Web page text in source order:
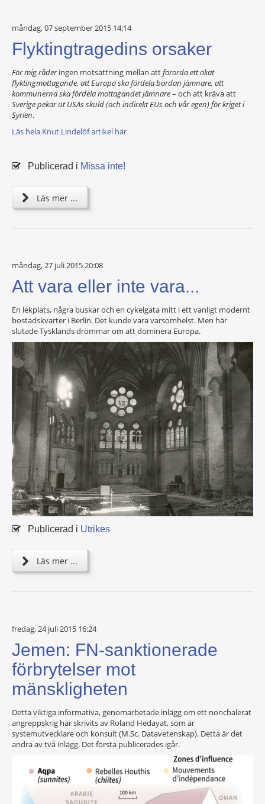
måndag, 07 september 2015 14:14
Flyktingtragedins orsaker
För mig råderingen motsättning mellan attförorda ett ökat
flyktingmottagande, att Europa ska fördela bördan jämnare, att
kommunerna ska fördela mottagandet jämnare– och att kräva att
Sverige pekar ut USAs skuld (och indirekt EUs och vår egen) för kriget i
Syrien.
Läs hela Knut Lindelöf artikel här
Publicerad i Missa inte!
Läs mer ...
måndag, 27 juli 2015 20:08
Att vara eller inte vara...
En lekplats, några buskar och en cykelgata mitt i ett vanligt modernt
bostadskvarter i Berlin. Det kunde vara varsomhelst. Men här
slutade Tysklands drömmar om att dominera Europa.
Publicerad i Utrikes
Läs mer ...
fredag, 24 juli 2015 16:24
Jemen: FN-sanktionerade
förbrytelser mot
mänskligheten
Detta viktiga informativa, genomarbetade inlägg om ett nonchalerat
angreppskrig har skrivits av Roland Hedayat, som är
systemutvecklare och konsult (M.Sc. Datavetenskap). Detta är det
andra av två inlägg. Det första publicerades igår.